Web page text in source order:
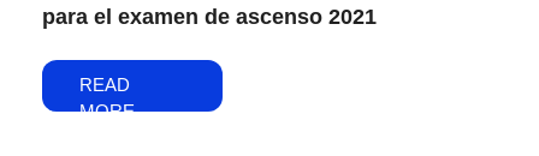
para el examen de ascenso 2021
READ
MORE